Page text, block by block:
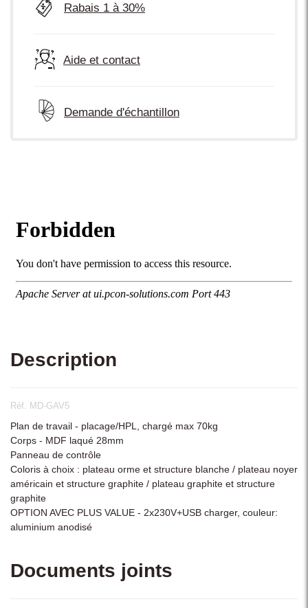
Rabais 1 à 30%
Aide et contact
Demande d'échantillon
Description
Réf. MD-GAV5
Plan de travail - placage/HPL, chargé max 70kg
Corps - MDF laqué 28mm
Panneau de contrôle
Coloris à choix : plateau orme et structure blanche / plateau noyer
américain et structure graphite / plateau graphite et structure
graphite
OPTION AVEC PLUS VALUE - 2x230V+USB charger, couleur:
aluminium anodisé
Documents joints